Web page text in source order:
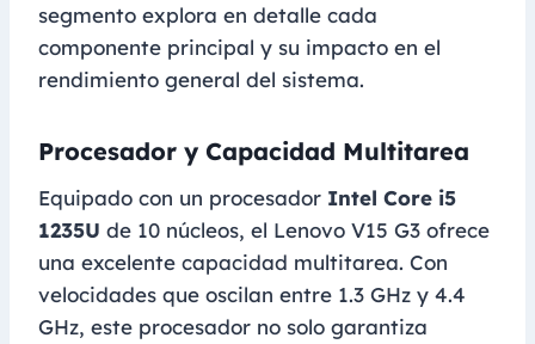
segmento explora en detalle cada
componente principal y su impacto en el
rendimiento general del sistema.
Procesador y Capacidad Multitarea
Equipado con un procesador Intel Core i5
1235U de 10 núcleos, el Lenovo V15 G3 ofrece
una excelente capacidad multitarea. Con
velocidades que oscilan entre 1.3 GHz y 4.4
GHz, este procesador no solo garantiza